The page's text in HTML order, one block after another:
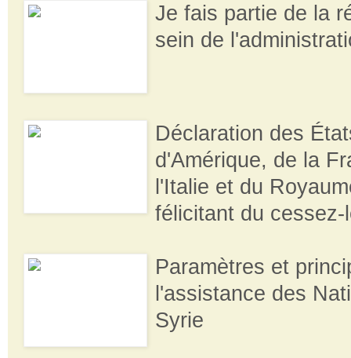
Je fais partie de la
sein de
Déclaration des
d'Amérique, de la
l'Italie et du
félicitant du cessez-
Paramètres et
l'assistance des
Syrie